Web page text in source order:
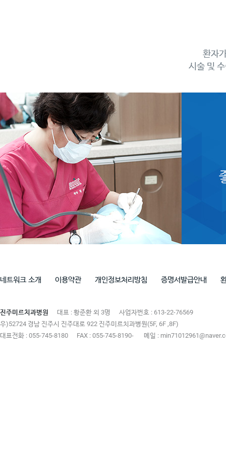
환자
시술 및
네트워크 소개 이용약관 개인정보처리방침 증명서발급안내
진주미르치과병원 대표 : 황준환 외 3명
사업자번호 : 613-22-76569
우)52724 경남 진주시 진주대로 922 진주미르치과병원(5F, 6F ,8F)
대표전화 : 055-745-8180
FAX : 055-745-8190- 메일 :